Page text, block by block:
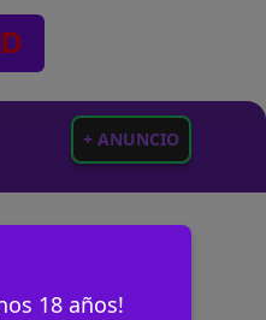
18 años!
+ ANUNCIO